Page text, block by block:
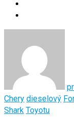
Chery dieselový
Shark Toyotu